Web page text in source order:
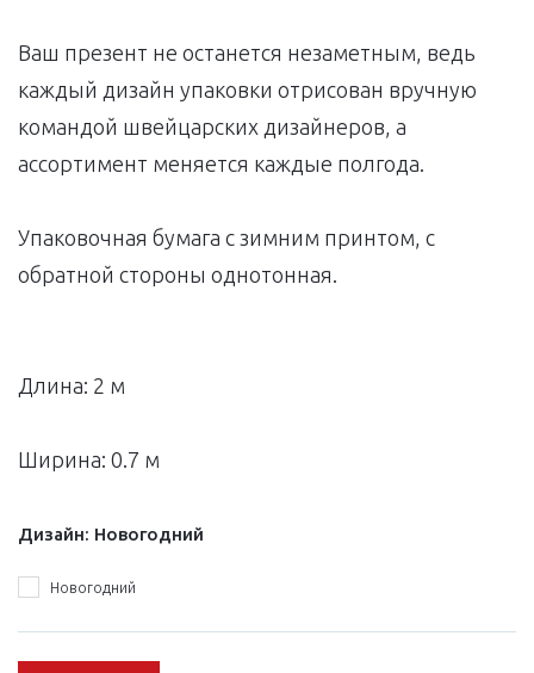
Ваш презент не останется незаметным, ведь
каждый дизайн упаковки отрисован вручную
командой швейцарских дизайнеров, а
ассортимент меняется каждые полгода.
Упаковочная бумага с зимним принтом, с
обратной стороны однотонная.
Длина: 2 м
Ширина: 0.7 м
Дизайн: Новогодний
Новогодний